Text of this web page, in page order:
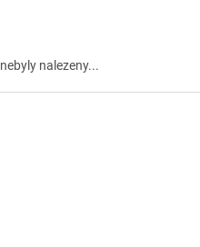
nebyly nalezeny...